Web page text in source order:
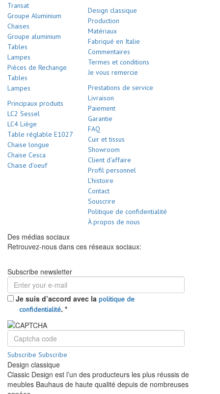
Transat
Groupe Aluminium
Chaises
Groupe aluminium
Tables
Lampes
Pièces de Rechange
Tables
Lampes
Principaux produits
LC2 Sessel
LC4 Liège
Table réglable E1027
Chaise longue
Chaise Cesca
Chaise d’oeuf
Design classique
Production
Matériaux
Fabriqué en Italie
Commentaires
Termes et conditions
Je vous remercie
Prestations de service
Livraison
Paiement
Garantie
FAQ
Cuir et tissus
Showroom
Client d'affaire
Profil personnel
L'histoire
Contact
Souscrire
Politique de confidentialité
À propos de nous
Des médias sociaux
Retrouvez-nous dans ces réseaux sociaux:
Subscribe newsletter
Je suis d’accord avec la politique de
confidentialité. *
Subscribe Subscribe
Design classique
Classic Design est l’un des producteurs les plus réussis de
meubles Bauhaus de haute qualité depuis de nombreuses